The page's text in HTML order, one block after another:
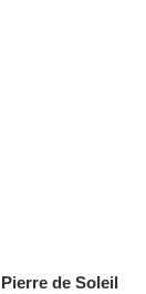
Pierre de Soleil